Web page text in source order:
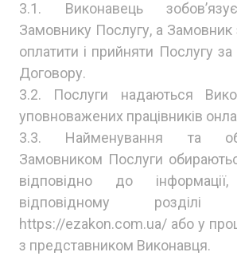
3.1. Виконавець
Замовнику Послугу, а Замовник
оплатити і прийняти Послугу
Договору.
3.2. Послуги надаються
уповноважених працівників
3.3. Найменування та
Замовником Послуги
відповідно до
відповідному
https://ezakon.com.ua/ або у
з представником Виконавця.